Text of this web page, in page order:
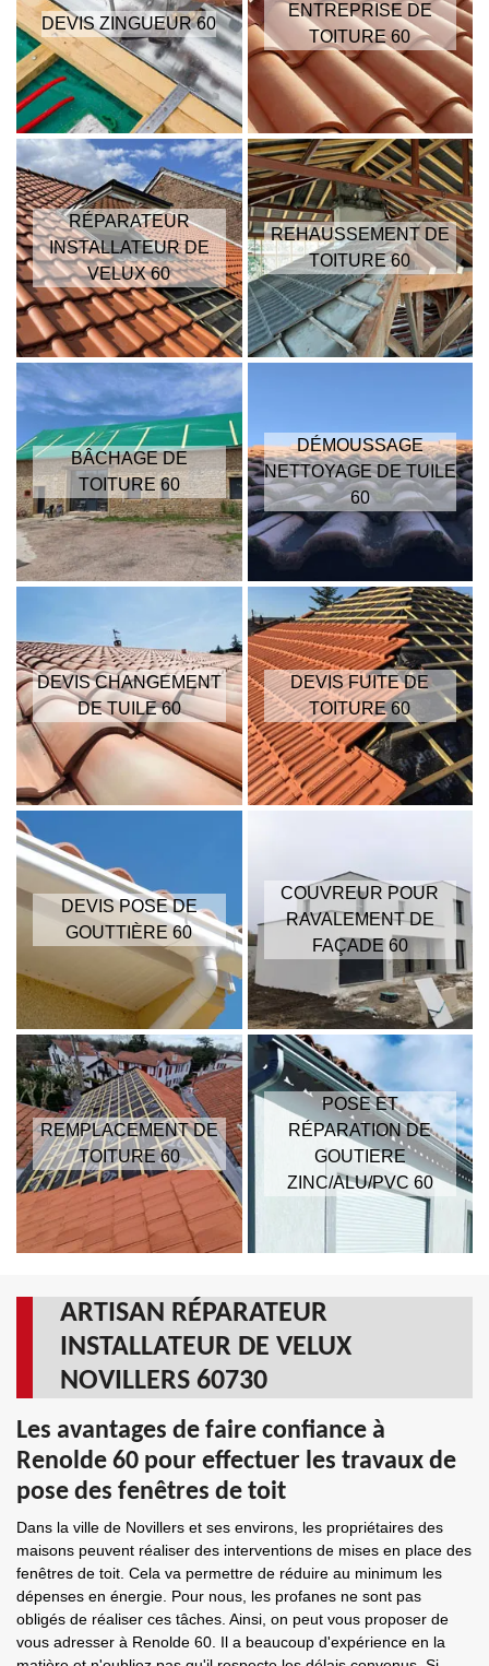
DEVIS ZINGUEUR 60
ENTREPRISE DE
TOITURE 60
RÉPARATEUR
INSTALLATEUR DE
VELUX 60
REHAUSSEMENT DE
TOITURE 60
BÂCHAGE DE
TOITURE 60
DÉMOUSSAGE
NETTOYAGE DE TUILE
60
DEVIS CHANGEMENT
DE TUILE 60
DEVIS FUITE DE
TOITURE 60
DEVIS POSE DE
GOUTTIÈRE 60
COUVREUR POUR
RAVALEMENT DE
FAÇADE 60
REMPLACEMENT DE
TOITURE 60
POSE ET
RÉPARATION DE
GOUTIERE
ZINC/ALU/PVC 60
ARTISAN RÉPARATEUR
INSTALLATEUR DE VELUX
NOVILLERS 60730
Les avantages de faire confiance à
Renolde 60 pour effectuer les travaux de
pose des fenêtres de toit
Dans la ville de Novillers et ses environs, les propriétaires des
maisons peuvent réaliser des interventions de mises en place des
fenêtres de toit. Cela va permettre de réduire au minimum les
dépenses en énergie. Pour nous, les profanes ne sont pas
obligés de réaliser ces tâches. Ainsi, on peut vous proposer de
vous adresser à Renolde 60. Il a beaucoup d'expérience en la